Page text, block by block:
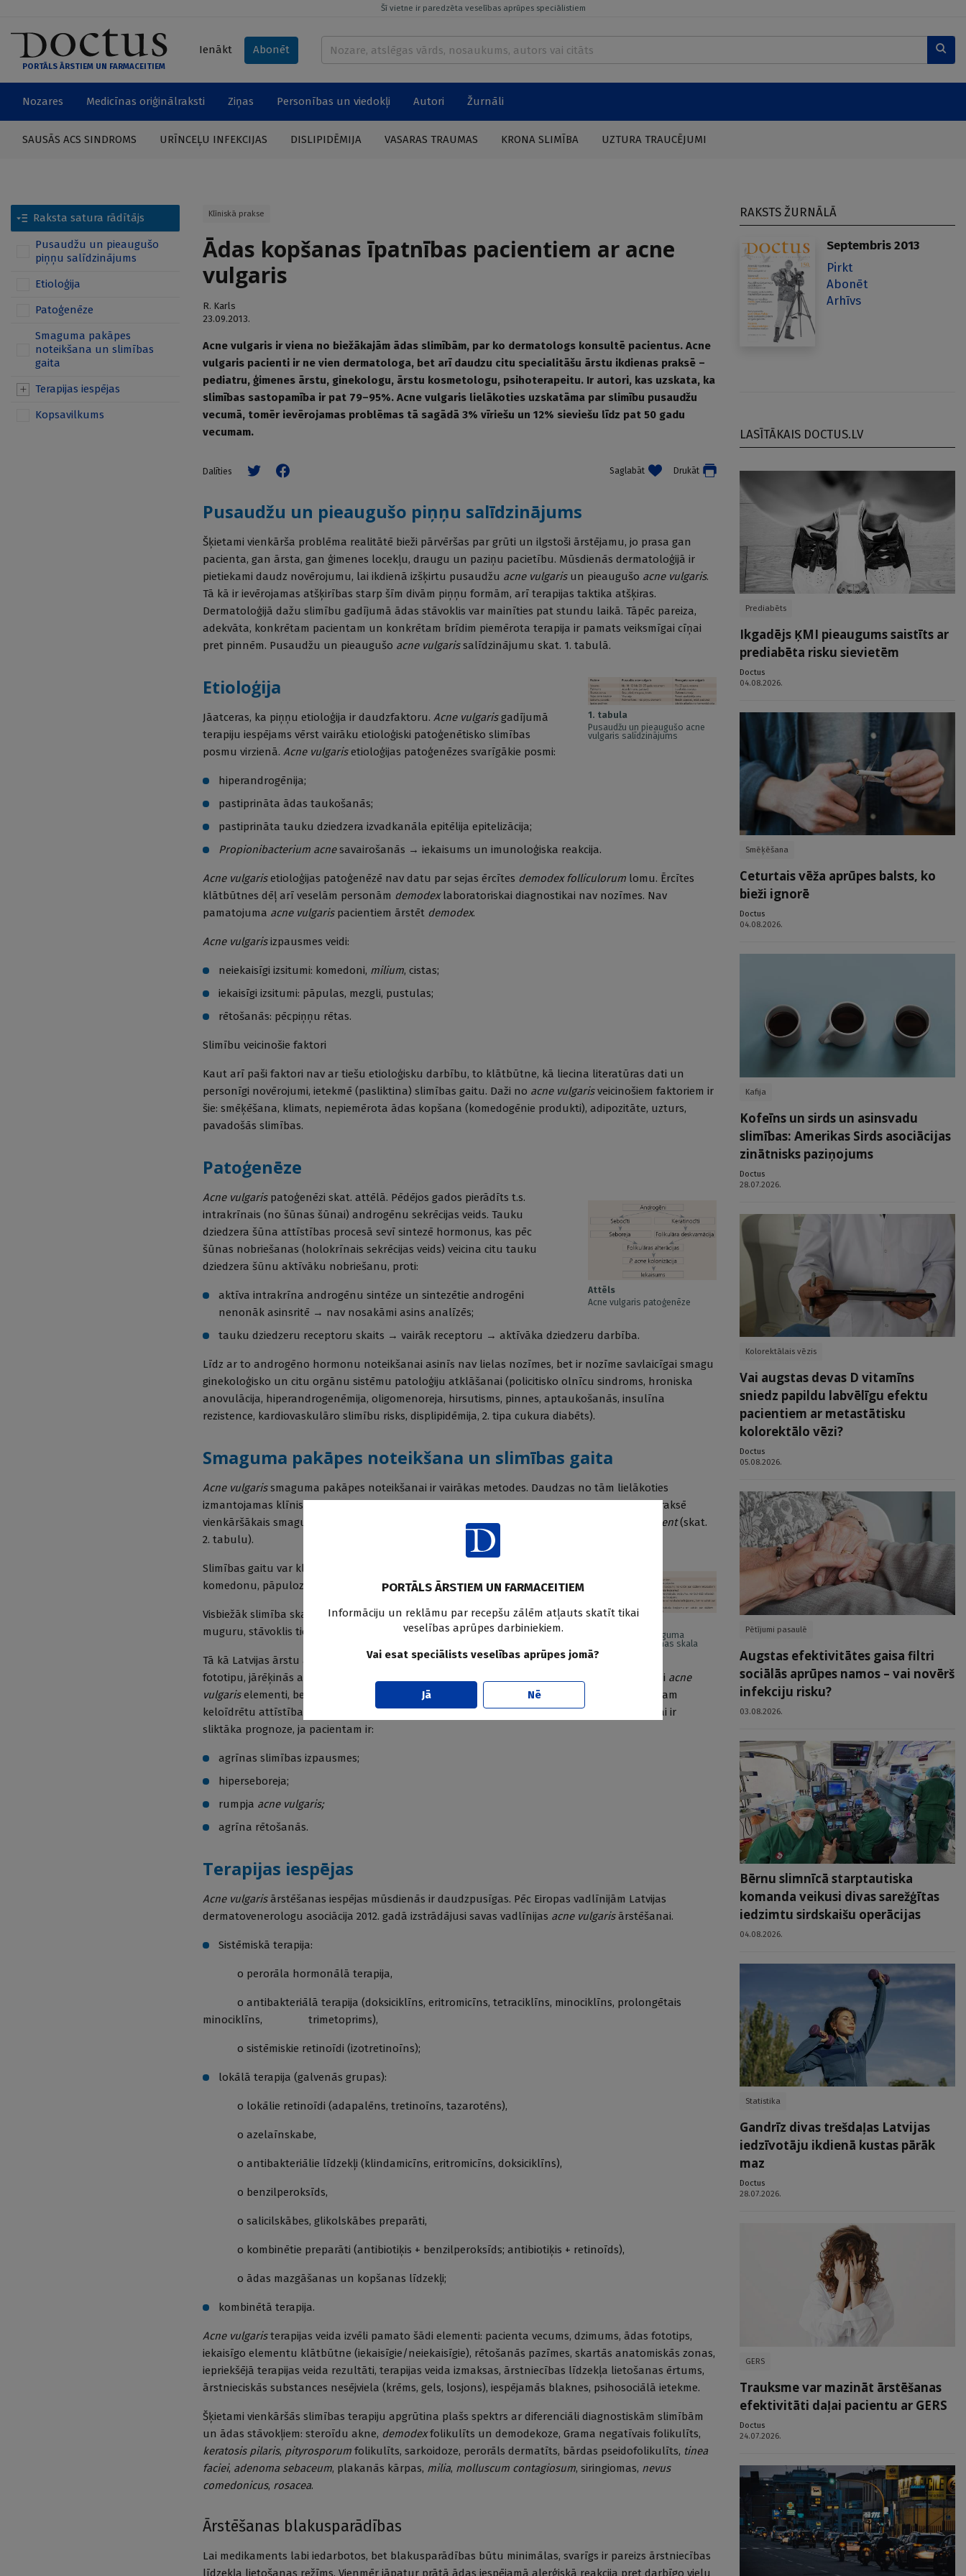
Šī vietne ir paredzēta veselības aprūpes speciālistiem
PORTĀLS ĀRSTIEM UN FARMACEITIEM
Ienākt Abonēt
Nozares Medicīnas oriģinālraksti Ziņas Personības un viedokļi Autori Žurnāli
SAUSĀS ACS SINDROMS URĪNCEĻU INFEKCIJAS DISLIPIDĒMIJA VASARAS TRAUMAS KRONA SLIMĪBA UZTURA TRAUCĒJUMI
Raksta satura rādītājs
Pusaudžu un pieaugušo
piņņu salīdzinājums
Etioloģija
Patoģenēze
Smaguma pakāpes
noteikšana un slimības
gaita
Terapijas iespējas
Kopsavilkums
Klīniskā prakse
Ādas kopšanas īpatnības pacientiem ar acne
vulgaris
R. Karls
23.09.2013.
Acne vulgaris ir viena no biežākajām ādas slimībām, par ko dermatologs konsultē pacientus. Acne
vulgaris pacienti ir ne vien dermatologa, bet arī daudzu citu specialitāšu ārstu ikdienas praksē –
pediatru, ģimenes ārstu, ginekologu, ārstu kosmetologu, psihoterapeitu. Ir autori, kas uzskata, ka
slimības sastopamība ir pat 79–95%. Acne vulgaris lielākoties uzskatāma par slimību pusaudžu
vecumā, tomēr ievērojamas problēmas tā sagādā 3% vīriešu un 12% sieviešu līdz pat 50 gadu
vecumam.
Dalīties Saglabāt Drukāt
Pusaudžu un pieaugušo piņņu salīdzinājums
Šķietami vienkārša problēma realitātē bieži pārvēršas par grūti un ilgstoši ārstējamu, jo prasa gan
pacienta, gan ārsta, gan ģimenes locekļu, draugu un paziņu pacietību. Mūsdienās dermatoloģijā ir
pietiekami daudz novērojumu, lai ikdienā izšķirtu pusaudžu acne vulgarisun pieaugušo acne vulgaris.
Tā kā ir ievērojamas atšķirības starp šīm divām piņņu formām, arī terapijas taktika atšķiras.
Dermatoloģijā dažu slimību gadījumā ādas stāvoklis var mainīties pat stundu laikā. Tāpēc pareiza,
adekvāta, konkrētam pacientam un konkrētam brīdim piemērota terapija ir pamats veiksmīgai cīņai
pret pinnēm. Pusaudžu un pieaugušo acne vulgarissalīdzinājumu skat. 1. tabulā.
1. tabula
Pusaudžu un pieaugušo acne
vulgaris salīdzinājums
Etioloģija
Jāatceras, ka piņņu etioloģija ir daudzfaktoru. Acne vulgarisgadījumā
terapiju iespējams vērst vairāku etioloģiski patoģenētisko slimības
posmu virzienā. Acne vulgarisetioloģijas patoģenēzes svarīgākie posmi:
hiperandrogēnija;
pastiprināta ādas taukošanās;
pastiprināta tauku dziedzera izvadkanāla epitēlija epitelizācija;
Propionibacterium acnesavairošanās → iekaisums un imunoloģiska reakcija.
Acne vulgarisetioloģijas patoģenēzē nav datu par sejas ērcītes demodex folliculorum lomu. Ērcītes
klātbūtnes dēļ arī veselām personām demodexlaboratoriskai diagnostikai nav nozīmes. Nav
pamatojuma acne vulgarispacientiem ārstēt demodex.
Acne vulgarisizpausmes veidi:
neiekaisīgi izsitumi: komedoni, milium, cistas;
iekaisīgi izsitumi: pāpulas, mezgli, pustulas;
rētošanās: pēcpiņņu rētas.
Slimību veicinošie faktori
Kaut arī paši faktori nav ar tiešu etioloģisku darbību, to klātbūtne, kā liecina literatūras dati un
personīgi novērojumi, ietekmē (pasliktina) slimības gaitu. Daži no acne vulgarisveicinošiem faktoriem ir
šie: smēķēšana, klimats, nepiemērota ādas kopšana (komedogēnie produkti), adipozitāte, uzturs,
pavadošās slimības.
Patoģenēze
Attēls
Acne vulgaris patoģenēze
Acne vulgarispatoģenēzi skat. attēlā. Pēdējos gados pierādīts t.s.
intrakrīnais (no šūnas šūnai) androgēnu sekrēcijas veids. Tauku
dziedzera šūna attīstības procesā sevī sintezē hormonus, kas pēc
šūnas nobriešanas (holokrīnais sekrēcijas veids) veicina citu tauku
dziedzera šūnu aktīvāku nobriešanu, proti:
aktīva intrakrīna androgēnu sintēze un sintezētie androgēni
nenonāk asinsritē → nav nosakāmi asins analīzēs;
tauku dziedzeru receptoru skaits → vairāk receptoru → aktīvāka dziedzeru darbība.
Līdz ar to androgēno hormonu noteikšanai asinīs nav lielas nozīmes, bet ir nozīme savlaicīgai smagu
ginekoloģisko un citu orgānu sistēmu patoloģiju atklāšanai (policitisko olnīcu sindroms, hroniska
anovulācija, hiperandrogenēmija, oligomenoreja, hirsutisms, pinnes, aptaukošanās, insulīna
rezistence, kardiovaskulāro slimību risks, displipidēmija, 2. tipa cukura diabēts).
Smaguma pakāpes noteikšana un slimības gaita
Acne vulgarissmaguma pakāpes noteikšanai ir vairākas metodes. Daudzas no tām lielākoties
izmantojamas klīniskos pētījumos, jo ir komplicētas un laikietilpīgas procedūras. Ikdienas praksē
vienkāršākais smaguma pakāpes noteikšanas līdzeklis irInvestigator's Static Global Assessment(skat.
2. tabulu).
Acne vulgaris smaguma
pakāpes noteikšanas skala
Slimības gaitu var klasificēt pēc dominējošajiem elementiem -
komedonu, pāpulozā, pustulozā, cistiskāacne vulgaris.
Visbiežāk slimība skar seju, bet, ja patoloģiskais process skar krūtis un
muguru, stāvoklis tiek uzskatīts par smagāku.
Tā kā Latvijas ārstu aprūpē arvien biežāk nonāk cilvēki ar tumšāku ādas
fototipu, jārēķinās ar slimības gaitas īpatnībām. Pirmkārt, uz tumšākas ādas sliktāk redzami acne
vulgariselementi, bet slimība attīstās; otrkārt, cilvēki ar tumšāku ādu pakļauti lielākam riskam
keloīdrētu attīstībai. Tumšādaini pacienti jāārstē agresīvāk nekā gaišādaini pacienti. Slimībai ir
sliktāka prognoze, ja pacientam ir:
agrīnas slimības izpausmes;
hiperseboreja;
rumpja acne vulgaris;
agrīna rētošanās.
Terapijas iespējas
Acne vulgarisārstēšanas iespējas mūsdienās ir daudzpusīgas. Pēc Eiropas vadlīnijām Latvijas
dermatovenerologu asociācija 2012. gadā izstrādājusi savas vadlīnijas acne vulgarisārstēšanai.
Sistēmiskā terapija:
o perorāla hormonālā terapija,
o antibakteriālā terapija (doksiciklīns, eritromicīns, tetraciklīns, minociklīns, prolongētais
minociklīns, trimetoprims),
o sistēmiskie retinoīdi (izotretinoīns);
lokālā terapija (galvenās grupas):
o lokālie retinoīdi (adapalēns, tretinoīns, tazarotēns),
o azelaīnskabe,
o antibakteriālie līdzekļi (klindamicīns, eritromicīns, doksiciklīns),
o benzilperoksīds,
o salicilskābes, glikolskābes preparāti,
o kombinētie preparāti (antibiotiķis + benzilperoksīds; antibiotiķis + retinoīds),
o ādas mazgāšanas un kopšanas līdzekļi;
kombinētā terapija.
Acne vulgaristerapijas veida izvēli pamato šādi elementi: pacienta vecums, dzimums, ādas fototips,
iekaisīgo elementu klātbūtne (iekaisīgie/neiekaisīgie), rētošanās pazīmes, skartās anatomiskās zonas,
iepriekšējā terapijas veida rezultāti, terapijas veida izmaksas, ārstniecības līdzekļa lietošanas ērtums,
ārstnieciskās substances nesējviela (krēms, gels, losjons), iespējamās blaknes, psihosociālā ietekme.
Šķietami vienkāršās slimības terapiju apgrūtina plašs spektrs ar diferenciāli diagnostiskām slimībām
un ādas stāvokļiem: steroīdu akne, demodexfolikulīts un demodekoze, Grama negatīvais folikulīts,
keratosis pilaris, pityrosporum folikulīts, sarkoidoze, perorāls dermatīts, bārdas pseidofolikulīts, tinea
faciei, adenoma sebaceum, plakanās kārpas, milia, molluscum contagiosum, siringiomas, nevus
comedonicus, rosacea.
Ārstēšanas blakusparādības
Lai medikaments labi iedarbotos, bet blakusparādības būtu minimālas, svarīgs ir pareizs ārstniecības
līdzekļa lietošanas režīms. Vienmēr jāpatur prātā ādas iespējamā alerģiskā reakcija pret darbīgo vielu
RAKSTS ŽURNĀLĀ
Septembris 2013
Pirkt
Abonēt
Arhīvs
LASĪTĀKAIS DOCTUS.LV
Prediabēts
Ikgadējs ĶMI pieaugums saistīts ar
prediabēta risku sievietēm
Doctus
04.08.2026.
Smēķēšana
Ceturtais vēža aprūpes balsts, ko
bieži ignorē
Doctus
04.08.2026.
Kafija
Kofeīns un sirds un asinsvadu
slimības: Amerikas Sirds asociācijas
zinātnisks paziņojums
Doctus
28.07.2026.
Kolorektālais vēzis
Vai augstas devas D vitamīns
sniedz papildu labvēlīgu efektu
pacientiem ar metastātisku
kolorektālo vēzi?
Doctus
05.08.2026.
Pētījumi pasaulē
Augstas efektivitātes gaisa filtri
sociālās aprūpes namos – vai novērš
infekciju risku?
03.08.2026.
Bērnu slimnīcā starptautiska
komanda veikusi divas sarežģītas
iedzimtu sirdskaišu operācijas
04.08.2026.
Statistika
Gandrīz divas trešdaļas Latvijas
iedzīvotāju ikdienā kustas pārāk
maz
Doctus
28.07.2026.
GERS
Trauksme var mazināt ārstēšanas
efektivitāti daļai pacientu ar GERS
Doctus
24.07.2026.
PORTĀLS ĀRSTIEM UN FARMACEITIEM
Informāciju un reklāmu par recepšu zālēm atļauts skatīt tikai
veselības aprūpes darbiniekiem.
Vai esat speciālists veselības aprūpes jomā?
Jā Nē